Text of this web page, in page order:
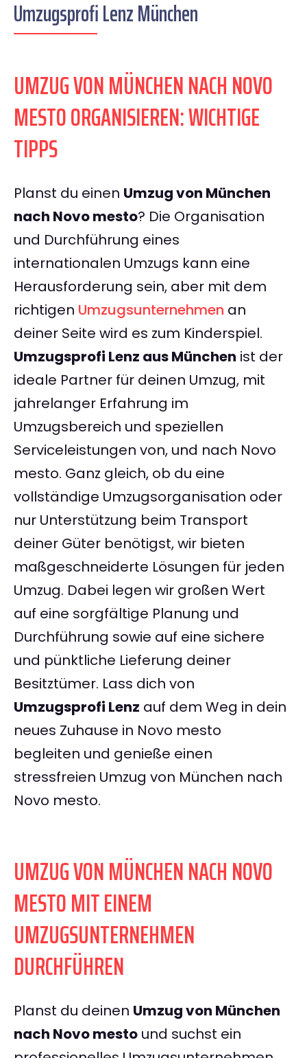
Umzugsprofi Lenz München
UMZUG VON MÜNCHEN NACH NOVO
MESTO ORGANISIEREN: WICHTIGE
TIPPS
Planst du einen Umzug von München
nach Novo mesto? Die Organisation
und Durchführung eines
internationalen Umzugs kann eine
Herausforderung sein, aber mit dem
richtigen Umzugsunternehmen an
deiner Seite wird es zum Kinderspiel.
Umzugsprofi Lenz aus München ist der
ideale Partner für deinen Umzug, mit
jahrelanger Erfahrung im
Umzugsbereich und speziellen
Serviceleistungen von, und nach Novo
mesto. Ganz gleich, ob du eine
vollständige Umzugsorganisation oder
nur Unterstützung beim Transport
deiner Güter benötigst, wir bieten
maßgeschneiderte Lösungen für jeden
Umzug. Dabei legen wir großen Wert
auf eine sorgfältige Planung und
Durchführung sowie auf eine sichere
und pünktliche Lieferung deiner
Besitztümer. Lass dich von
Umzugsprofi Lenz auf dem Weg in dein
neues Zuhause in Novo mesto
begleiten und genieße einen
stressfreien Umzug von München nach
Novo mesto.
UMZUG VON MÜNCHEN NACH NOVO
MESTO MIT EINEM
UMZUGSUNTERNEHMEN
DURCHFÜHREN
Planst du deinen Umzug von München
nach Novo mesto und suchst ein